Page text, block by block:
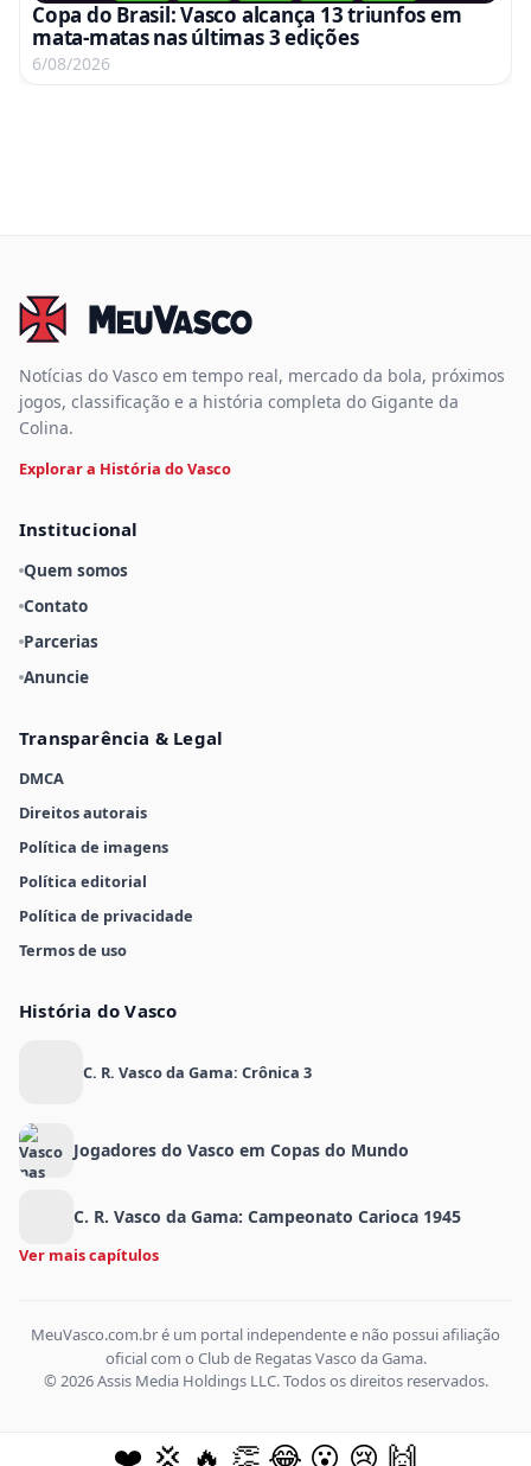
Copa do Brasil: Vasco alcança 13 triunfos em
mata-matas nas últimas 3 edições
6/08/2026
Notícias do Vasco em tempo real, mercado da bola, próximos
jogos, classificação e a história completa do Gigante da
Colina.
Explorar a História do Vasco
Institucional
Quem somos
Contato
Parcerias
Anuncie
Transparência & Legal
DMCA
Direitos autorais
Política de imagens
Política editorial
Política de privacidade
Termos de uso
História do Vasco
C. R. Vasco da Gama: Crônica 3
Jogadores do Vasco em Copas do Mundo
C. R. Vasco da Gama: Campeonato Carioca 1945
Ver mais capítulos
MeuVasco.com.br é um portal independente e não possui afiliação
oficial com o Club de Regatas Vasco da Gama.
© 2026 Assis Media Holdings LLC. Todos os direitos reservados.
❤️ 💢 🔥 👏 😂 😮 😢 🙌